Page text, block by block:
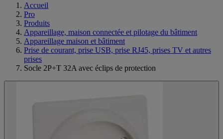
Accueil
Pro
Produits
Appareillage, maison connectée et pilotage du bâtiment
Appareillage maison et bâtiment
Prise de courant, prise USB, prise RJ45, prises TV et autres
prises
Socle 2P+T 32A avec éclips de protection